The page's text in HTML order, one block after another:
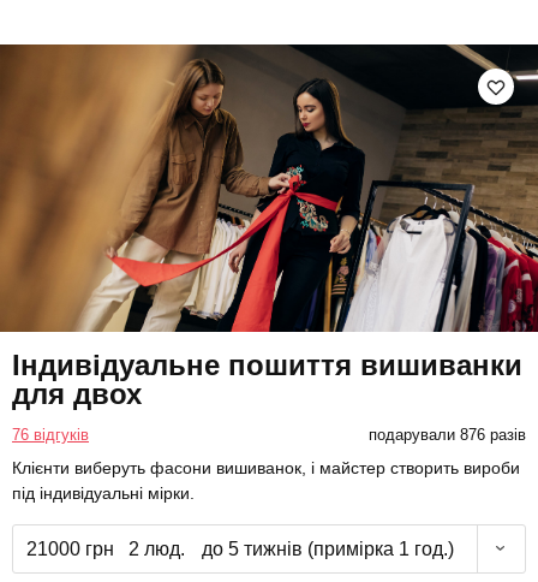
Індивідуальне пошиття вишиванки
для двох
76 відгуків подарували 876 разів
Клієнти виберуть фасони вишиванок, і майстер створить вироби
під індивідуальні мірки.
21000 грн 2 люд. до 5 тижнів (примірка 1 год.)